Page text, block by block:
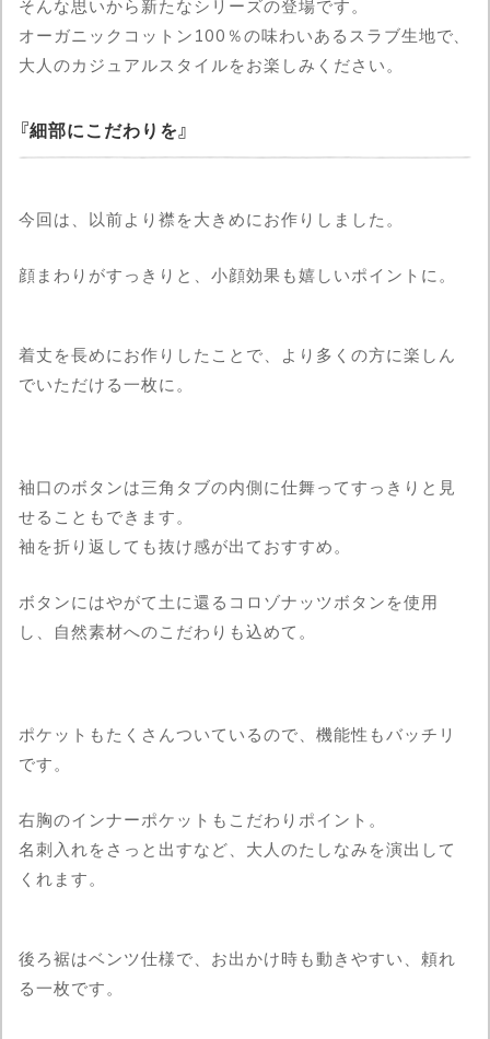
オーガニックコットン100％の味わいあるスラブ生地で、
大人のカジュアルスタイルをお楽しみください。
細部にこだわりを
今回は、以前より襟を大きめにお作りしました。
顔まわりがすっきりと、小顔効果も嬉しいポイントに。
着丈を長めにお作りしたことで、より多くの方に楽しん
でいただける一枚に。
袖口のボタンは三角タブの内側に仕舞ってすっきりと見
せることもできます。
袖を折り返しても抜け感が出ておすすめ。
ボタンにはやがて土に還るコロゾナッツボタンを使用
し、自然素材へのこだわりも込めて。
ポケットもたくさんついているので、機能性もバッチリ
です。
右胸のインナーポケットもこだわりポイント。
名刺入れをさっと出すなど、大人のたしなみを演出して
くれます。
後ろ裾はベンツ仕様で、お出かけ時も動きやすい、頼れ
る一枚です。